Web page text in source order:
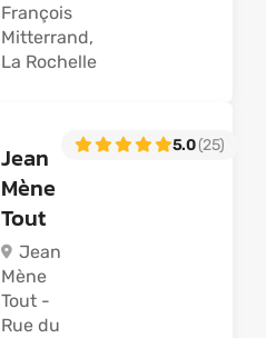
François
Mitterrand,
La Rochelle
Jean
Mène
Tout
Jean
Mène
Tout -
Rue du
5.0(25)